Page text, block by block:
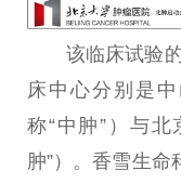
该临床试验
床中心分别是
称“中肿”）与
肿”）。香雪生